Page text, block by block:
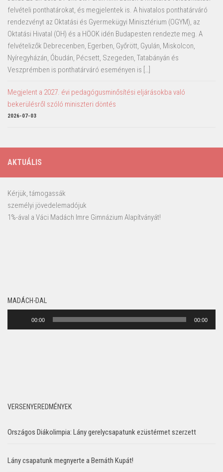
felvételi ponthatárokat, és megjelentek is. A hivatalos ponthatárváró
rendezvényt az Oktatási és Gyermekügyi Minisztérium (OGYM), az
Oktatási Hivatal (OH) és a HÖOK idén Budapesten rendezte meg. A
felvételizők Debrecenben, Egerben, Győrött, Gyulán, Miskolcon,
Nyíregyházán, Óbudán, Pécsett, Szegeden, Tatabányán és
Veszprémben is ponthatárváró eseményen is […]
Megjelent a 2027. évi pedagógusminősítési eljárásokba való
bekerülésről szóló miniszteri döntés
2026-07-03
AKTUÁLIS
Kérjük, támogassák
személyi jövedelemadójuk
1%-ával a Váci Madách Imre Gimnázium Alapítványát!
MADÁCH-DAL
00:00 00:00
VERSENYEREDMÉNYEK
Országos Diákolimpia: Lány gerelycsapatunk ezüstérmet szerzett
Lány csapatunk megnyerte a Bernáth Kupát!